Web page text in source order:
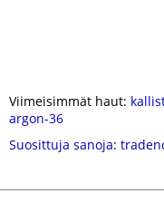
Viimeisimmät haut:
argon-36
Suosittuja sanoja: